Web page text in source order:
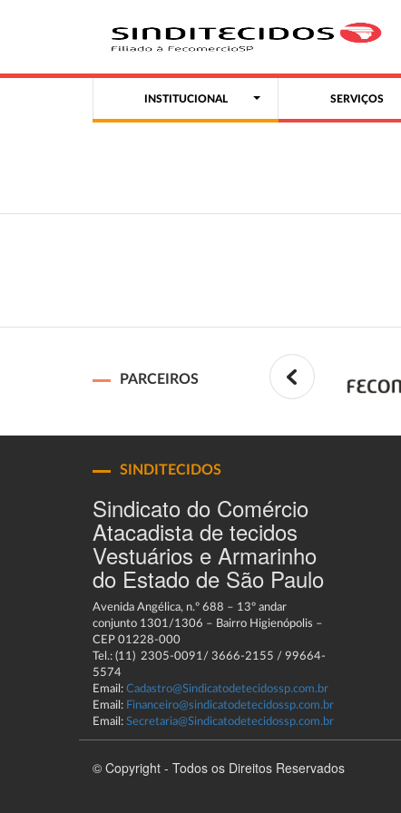
INSTITUCIONAL SERVIÇOS
PARCEIROS
SINDITECIDOS
Sindicato do Comércio
Atacadista de tecidos
Vestuários e Armarinho
do Estado de São Paulo
Avenida Angélica, n.º 688 – 13º andar
conjunto 1301/1306 – Bairro Higienópolis –
CEP 01228-000
Tel.: (11) 2305-0091/ 3666-2155 / 99664-
5574
Email: Cadastro@Sindicatodetecidossp.com.br
Email: Financeiro@sindicatodetecidossp.com.br
Email: Secretaria@Sindicatodetecidossp.com.br
© Copyright - Todos os Direitos Reservados